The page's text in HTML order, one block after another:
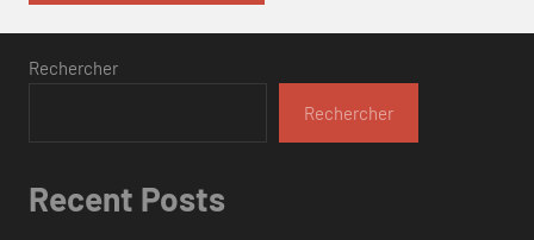
Rechercher
Rechercher
Recent Posts